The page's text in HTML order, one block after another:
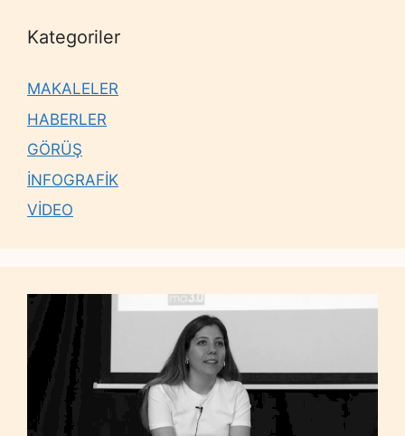
Kategoriler
MAKALELER
HABERLER
GÖRÜŞ
İNFOGRAFİK
VİDEO